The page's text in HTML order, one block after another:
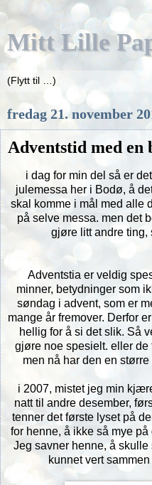
Mitt Lille
fredag 21. november
Adventstid med en
i dag for min del så er
julemessa her i Bodø, å
skal komme i mål med alle
på selve messa. men det
gjøre litt andre ting,
Adventstia er veldig
minner, betydninger som
søndag i advent, som er
mange år fremover. Derfor
hellig for å si det slik. Så
gjøre noe spesielt. eller de
men nå har den en
i 2007, mistet jeg min
natt til andre desember,
tenner det første lyset på
for henne, å ikke så mye
Jeg savner henne, å
kunnet vert